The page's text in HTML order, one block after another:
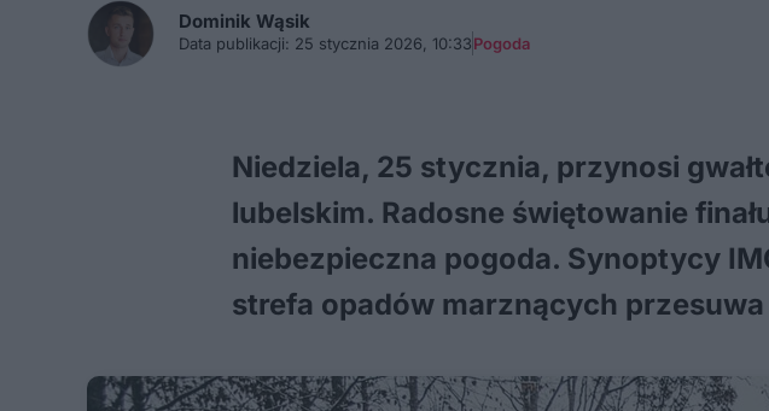
Dominik Wąsik
Data publikacji: 25 stycznia 2026, 10:33Pogoda
Niedziela, 25 stycznia, przynosi
lubelskim. Radosne świętowanie
niebezpieczna pogoda. Synoptycy
strefa opadów marznących przesuwa